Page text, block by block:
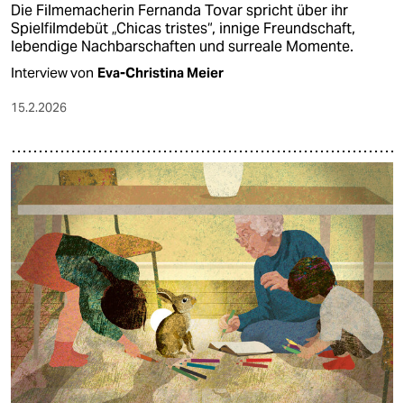
Die Filmemacherin Fernanda Tovar spricht über ihr
Spielfilmdebüt „Chicas tristes“, innige Freundschaft,
lebendige Nachbarschaften und surreale Momente.
Interview von Eva-Christina Meier
15.2.2026